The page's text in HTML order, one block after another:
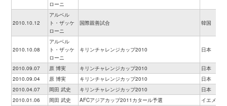
ローニ
2010.10.12
アルベル
ト・ザッケ
ローニ
国際親善試合 韓国
2010.10.08
アルベル
ト・ザッケ
ローニ
キリンチャレンジカップ2010 日本
2010.09.07 原 博実 キリンチャレンジカップ2010
日本
2010.09.04
原 博実 キリンチャレンジカップ2010
日本
2010.04.07
岡田 武史 キリンチャレンジカップ2010
日本
2010.01.06
岡田 武史 AFCアジアカップ2011カタール予選 イエメン